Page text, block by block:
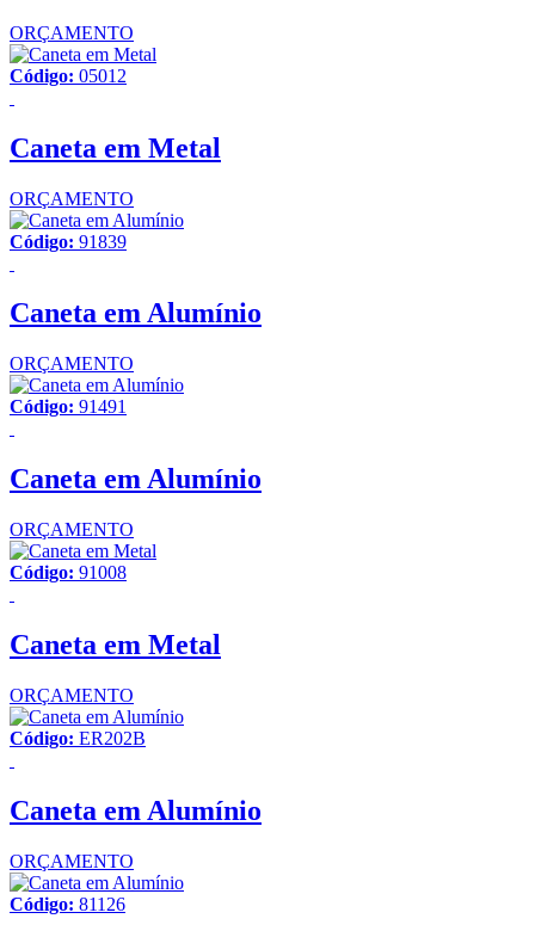
ORÇAMENTO
Código: 05012
Caneta em Metal
ORÇAMENTO
Código: 91839
Caneta em Alumínio
ORÇAMENTO
Código: 91491
Caneta em Alumínio
ORÇAMENTO
Código: 91008
Caneta em Metal
ORÇAMENTO
Código: ER202B
Caneta em Alumínio
ORÇAMENTO
Código: 81126